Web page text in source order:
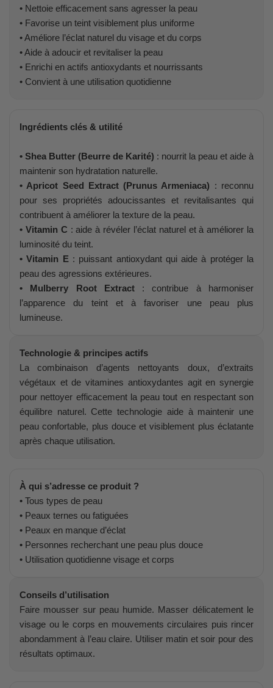
• Nettoie efficacement sans agresser la peau
• Favorise un teint visiblement plus uniforme
• Améliore l’éclat naturel du visage et du corps
• Aide à adoucir et revitaliser la peau
• Enrichi en actifs antioxydants et nourrissants
• Convient à une utilisation quotidienne
Ingrédients clés & utilité
• Shea Butter (Beurre de Karité) : nourrit la peau et aide à
maintenir son hydratation naturelle.
• Apricot Seed Extract (Prunus Armeniaca) : reconnu
pour ses propriétés adoucissantes et revitalisantes qui
contribuent à améliorer la texture de la peau.
• Vitamin C : aide à révéler l’éclat naturel et à améliorer la
luminosité du teint.
• Vitamin E: puissant antioxydant qui aide à protéger la
peau des agressions extérieures.
• Mulberry Root Extract: contribue à harmoniser
l’apparence du teint et à favoriser une peau plus
lumineuse.
Technologie & principes actifs
La combinaison d’agents nettoyants doux, d’extraits
végétaux et de vitamines antioxydantes agit en synergie
pour nettoyer efficacement la peau tout en respectant son
équilibre naturel. Cette technologie aide à maintenir une
peau confortable, plus douce et visiblement plus éclatante
après chaque utilisation.
À qui s’adresse ce produit ?
• Tous types de peau
• Peaux ternes ou fatiguées
• Peaux en manque d’éclat
• Personnes recherchant une peau plus douce
• Utilisation quotidienne visage et corps
Conseils d’utilisation
Faire mousser sur peau humide. Masser délicatement le
visage ou le corps en mouvements circulaires puis rincer
abondamment à l’eau claire. Utiliser matin et soir pour des
résultats optimaux.